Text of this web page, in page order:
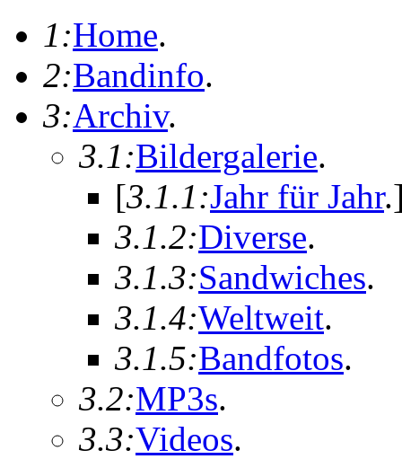
1:Home.
2:Bandinfo.
3:Archiv.
3.1:Bildergalerie.
[3.1.1:Jahr für Jahr.
3.1.2:Diverse.
3.1.3:Sandwiches.
3.1.4:Weltweit.
3.1.5:Bandfotos.
3.2:MP3s.
3.3:Videos.